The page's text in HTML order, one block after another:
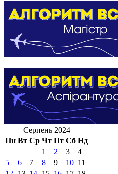
Серпень 2024
Пн Вт Ср Чт Пт Сб Нд
1
2 3
4
5
6 7 8 9 10 11